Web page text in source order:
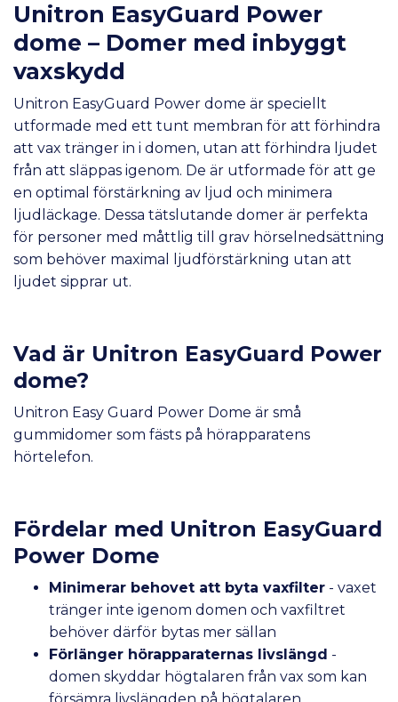
Unitron EasyGuard Power
dome – Domer med inbyggt
vaxskydd
Unitron EasyGuard Power dome är speciellt
utformade med ett tunt membran för att förhindra
att vax tränger in i domen, utan att förhindra ljudet
från att släppas igenom. De är utformade för att ge
en optimal förstärkning av ljud och minimera
ljudläckage. Dessa tätslutande domer är perfekta
för personer med måttlig till grav hörselnedsättning
som behöver maximal ljudförstärkning utan att
ljudet sipprar ut.
Vad är Unitron EasyGuard Power
dome?
Unitron Easy Guard Power Dome är små
gummidomer som fästs på hörapparatens
hörtelefon.
Fördelar med Unitron EasyGuard
Power Dome
Minimerar behovet att byta vaxfilter - vaxet
tränger inte igenom domen och vaxfiltret
behöver därför bytas mer sällan
Förlänger hörapparaternas livslängd -
domen skyddar högtalaren från vax som kan